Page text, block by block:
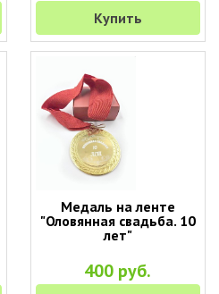
Купить
Медаль на ленте
"Оловянная свадьба. 10
лет"
400 руб.